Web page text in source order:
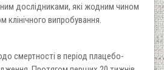
дослідниками, які жодним чином
клінічного випробування.
смертності в період плацебо-